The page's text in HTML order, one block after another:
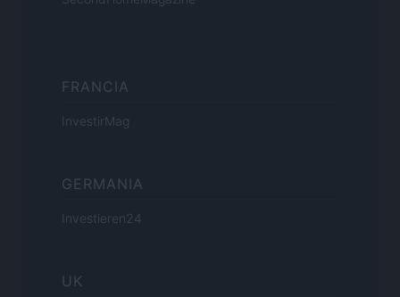
FRANCIA
InvestirMag
GERMANIA
Investieren24
UK